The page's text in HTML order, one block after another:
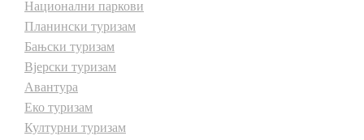
Национални паркови
Планински туризам
Бањски туризам
Вјерски туризам
Авантура
Еко туризам
Културни туризам